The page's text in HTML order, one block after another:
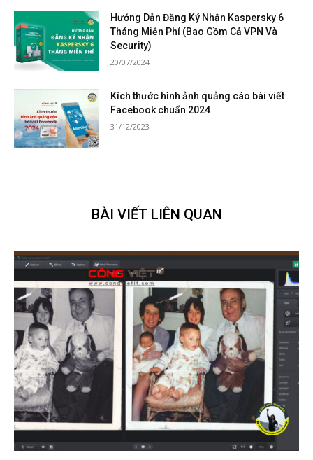
Hướng Dẫn Đăng Ký Nhận Kaspersky 6
Tháng Miễn Phí (Bao Gồm Cả VPN Và
Security)
20/07/2024
Kích thước hình ảnh quảng cáo bài viết
Facebook chuẩn 2024
31/12/2023
BÀI VIẾT LIÊN QUAN